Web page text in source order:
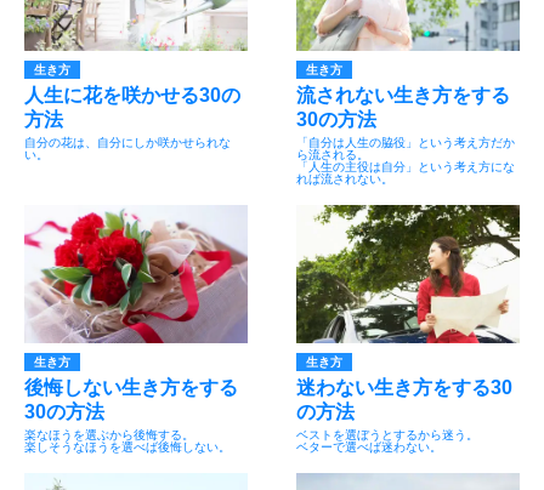
生き方
人生に花を咲かせる30の
方法
自分の花は、自分にしか咲かせられな
い。
生き方
流されない生き方をする
30の方法
「自分は人生の脇役」という考え方だか
ら流される。
「人生の主役は自分」という考え方にな
れば流されない。
生き方
後悔しない生き方をする
30の方法
楽なほうを選ぶから後悔する。
楽しそうなほうを選べば後悔しない。
生き方
迷わない生き方をする30
の方法
ベストを選ぼうとするから迷う。
ベターで選べば迷わない。